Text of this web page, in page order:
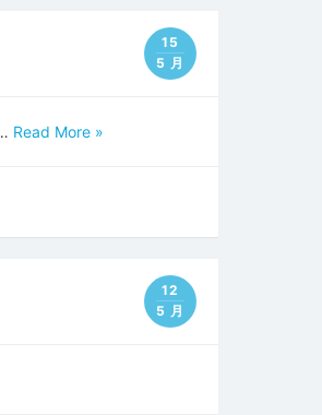
15
5 月
Read More »
12
5 月